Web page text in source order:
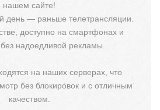
нашем сайте!
день — раньше телетрансляции.
доступно на смартфонах и
надоедливой рекламы.
на наших серверах, что
без блокировок и с отличным
качеством.